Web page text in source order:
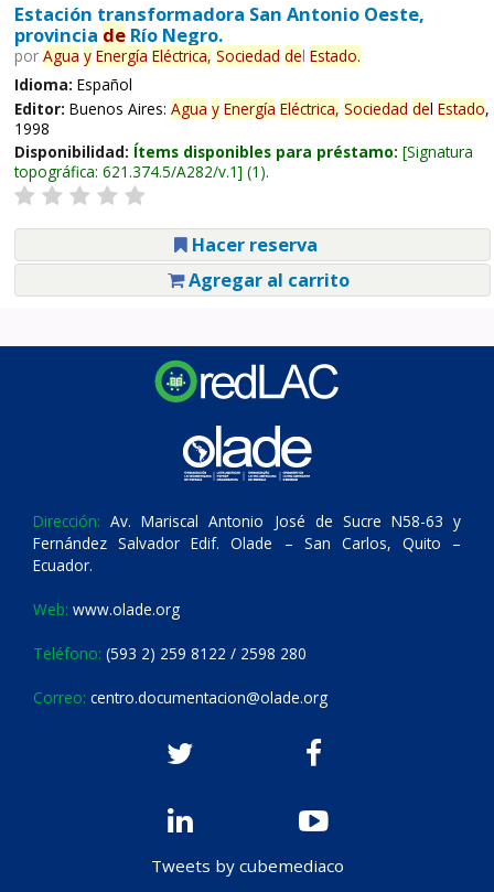
Estación transformadora San Antonio Oeste,
provincia deRío Negro.
por Agua y Energía Eléctrica, Sociedad del Estado.
Idioma: Español
Editor: Buenos Aires: Agua y Energía Eléctrica, Sociedad del Estado,
1998
Disponibilidad: Ítems disponibles para préstamo: Signatura
topográfica: 621.374.5/A282/v.1 (1).
Hacer reserva
Agregar al carrito
Dirección: Av. Mariscal Antonio José de Sucre N58-63 y
Fernández Salvador Edif. Olade – San Carlos, Quito –
Ecuador.
Web: www.olade.org
Teléfono: (593 2) 259 8122 / 2598 280
Correo: centro.documentacion@olade.org
Tweets by cubemediaco